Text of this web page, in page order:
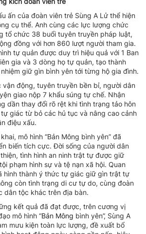
ấn của đoàn viên trẻ Sùng A Lử thể hiện
cụ thể. Anh cùng các lực lượng chức
tổ chức 38 buổi tuyên truyền pháp luật,
đồng với hơn 860 lượt người tham gia.
tự quản được duy trì hiệu quả với 1 Ban
gia và 3 dòng họ tự quản, tạo thành
giữ gìn bình yên tới từng hộ gia đình.
vận động, tuyên truyền bền bỉ, người dân
giao nộp 7 khẩu súng tự chế. Nhận
dần thay đổi rõ rệt khi tình trạng tảo hôn
giác từ bỏ các hủ tục và nâng cao cảnh
điệu xấu.
mô hình “Bản Mông bình yên” đã
biến tích cực. Đời sống của người dân
tình hình an ninh trật tự được giữ
phạm hình sự và tệ nạn xã hội. Quan
hình thành ý thức tự giác giữ gìn trật tự
còn tình trạng di cư tự do, cùng đoàn
dân tộc khác trên địa bàn.
kết quả đã đạt được, trên cương vị
mô hình “Bản Mông bình yên”, Sùng A
mưu kiện toàn lực lượng, đề xuất bổ